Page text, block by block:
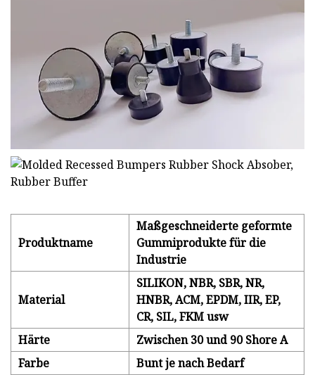
Produktname
Maßgeschneiderte geformte
Gummiprodukte für die
Industrie
Material
SILIKON, NBR, SBR, NR,
HNBR, ACM, EPDM, IIR, EP,
CR, SIL, FKM usw
Härte
Zwischen 30 und 90 Shore A
Farbe
Bunt je nach Bedarf